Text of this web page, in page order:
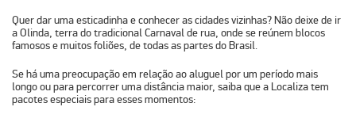
Quer dar uma esticadinha e conhecer as cidades vizinhas? Não deixe de ir
a Olinda, terra do tradicional Carnaval de rua, onde se reúnem blocos
famosos e muitos foliões, de todas as partes do Brasil.
Se há uma preocupação em relação ao aluguel por um período mais
longo ou para percorrer uma distância maior, saiba que a Localiza tem
pacotes especiais para esses momentos: